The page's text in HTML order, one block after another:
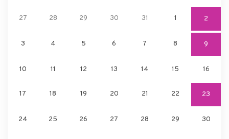
27 28 29 30 31 1 2
3 4 5 6 7 8 9
10 11 12 13 14 15 16
17 18 19 20 21 22 23
24 25 26 27 28 29 30